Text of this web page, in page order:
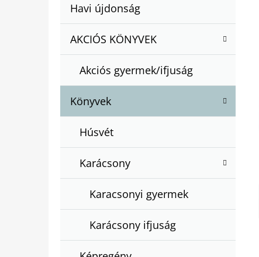
Nátugrása
T
G
R
Á
Havi újdonság
AKCIÓS KÖNYVEK
Akciós gyermek/ifjuság
Könyvek
Húsvét
Karácsony
Karacsonyi gyermek
Karácsony ifjuság
BARTOS ERIKA : BOGYÓ ÉS BABÓCA
€12,50